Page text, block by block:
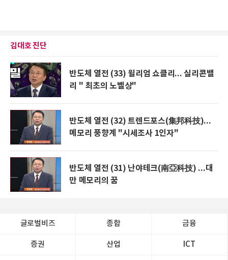
김대호 진단
반도체 열전 (33) 윌리엄 쇼클리... 실리콘밸
리 " 최초의 노벨상"
반도체 열전 (32) 트렌드포스(集邦科技)...
메모리 풍향계 "시세조사 1인자"
반도체 열전 (31) 난야테크(南亞科技) ...대
만 메모리의 꿈
글로벌비즈 종합 금융
증권 산업 ICT